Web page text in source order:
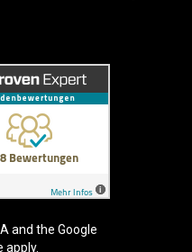
and the Google
apply.